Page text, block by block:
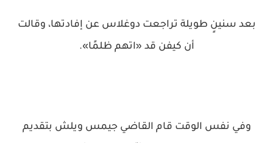
بعد سنينٍ طويلة تراجعت دوغلاس عن إفادتها، وقالت
أن كيفن قد «اتهم ظلمًا».
وفي نفس الوقت قام القاضي جيمس ويلش بتقديم